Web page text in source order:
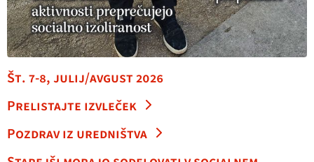
Št. 7-8, julij/avgust 2026
Prelistajte izvleček
Pozdrav iz uredništva